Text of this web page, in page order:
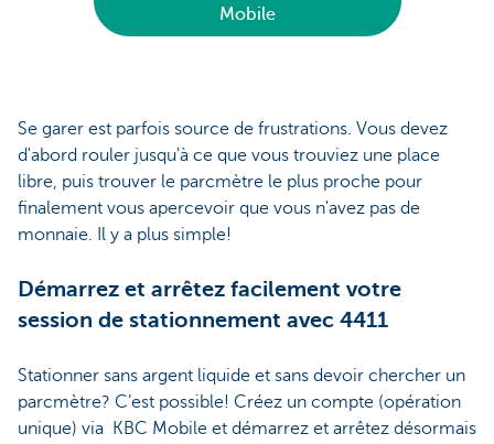
Mobile
Se garer est parfois source de frustrations. Vous devez
d'abord rouler jusqu'à ce que vous trouviez une place
libre, puis trouver le parcmètre le plus proche pour
finalement vous apercevoir que vous n'avez pas de
monnaie. Il y a plus simple!
Démarrez et arrêtez facilement votre
session de stationnement avec 4411
Stationner sans argent liquide et sans devoir chercher un
parcmètre? C’est possible! Créez un compte (opération
unique) via KBC Mobile et démarrez et arrêtez désormais